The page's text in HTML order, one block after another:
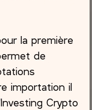
la première
de
importation il
Crypto